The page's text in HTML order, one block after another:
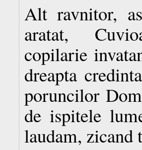
Alt ravnitor,
aratat,
copilarie
dreapta
poruncilor
de ispitele
laudam, zicand